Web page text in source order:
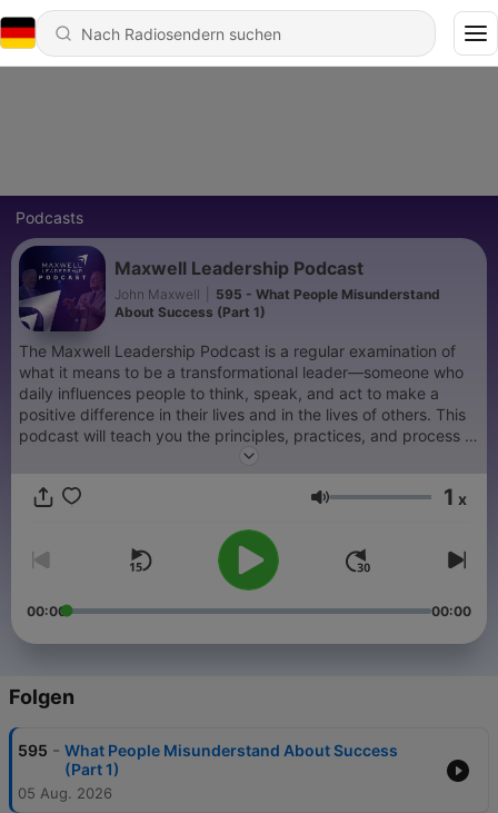
Podcasts
Maxwell Leadership Podcast
John Maxwell
595 - What People Misunderstand
About Success (Part 1)
The Maxwell Leadership Podcast is a regular examination of
what it means to be a transformational leader—someone who
daily influences people to think, speak, and act to make a
positive difference in their lives and in the lives of others. This
podcast will teach you the principles, practices, and process of
becoming a transformational leader because leadership isn't an
tool to help you on this journey, so let leadership authority Dr.
Lautstärke 1 x
00:00 00:00
Folgen
595 - What People Misunderstand About Success
(Part 1)
05 Aug. 2026